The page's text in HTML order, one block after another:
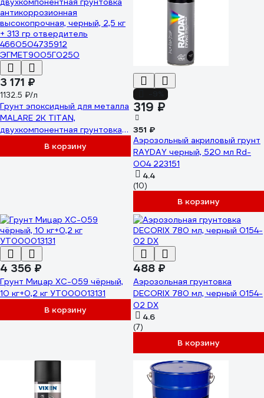
3 171 ₽
1132.5 ₽/л
Грунт эпоксидный для металла
MALARE 2К TITAN,
двухкомпонентная грунтовка
антикоррозионная
высокопрочная, черный, 2,5 кг
В корзину
319 ₽
351 ₽
Аэрозольный акриловый грунт
RAYDAY черный, 520 мл Rd-
004 223151
4.4
(10)
В корзину
4 356 ₽
Грунт Мицар ХС-059 чёрный,
10 кг+0,2 кг УТ000013131
В корзину
488 ₽
Аэрозольная грунтовка
DECORIX 780 мл, черный 0154-
02 DX
4.6
(7)
В корзину